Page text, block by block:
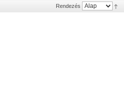
Rendezés